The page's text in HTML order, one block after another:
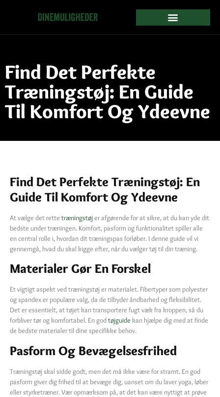
Find Det Perfekte
Træningstøj: En Guide
Til Komfort Og Ydeevne
Find Det Perfekte Træningstøj: En
Guide Til Komfort Og Ydeevne
At vælge det rette træningstøjer afgørende for at sikre, at du kan yde dit
bedste under træningen. Komfort, pasform og funktionalitet spiller alle
en central rolle i, hvordan dit træningspas forløber. I denne guide vil vi
gennemgå, hvad du skal kigge efter, når du vælger tøj til din træning.
Materialer Gør En Forskel
Et vigtigt aspekt ved træningstøj er materialet. Fibertyper som polyester
og spandex er populære valg, da de tilbyder åndbarhed og fleksibilitet.
Det er essentielt, at tøjet kan transportere fugt væk fra kroppen, så du
forbliver tør og komfortabel. En godtøjguide kan hjælpe dig med at finde
de bedste materialer til dine specifikke behov.
Pasform Og Bevægelsesfrihed
Træningstøj skal sidde godt, men det må ikke være for stramt. En god
pasform giver dig frihed til at bevæge dig, uanset om du laver yoga, løber
eller styrketræner. Vær opmærksom på, at det kan være nyttigt at prøve